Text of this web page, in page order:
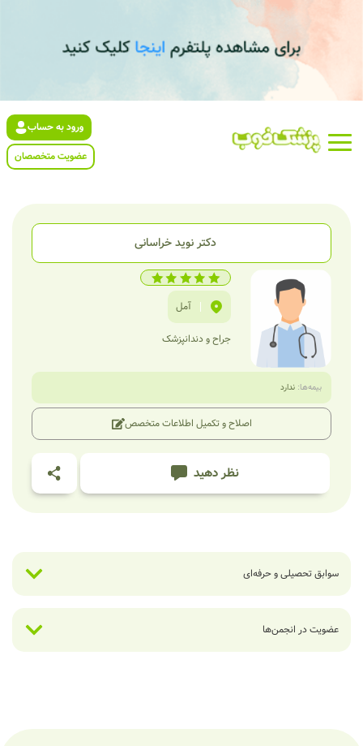
ورود به حساب
عضویت متخصصان
دکتر نوید خراسانی
| آمل
جراح و دندانپزشک
بیمه‌ها: ندارد
اصلاح و تکمیل اطلاعات متخصص
نظر دهید
سوابق تحصیلی و حرفه‌ای
عضویت در انجمن‌ها